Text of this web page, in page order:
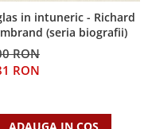
in intuneric - Richard
(seria biografii)
RON
RON